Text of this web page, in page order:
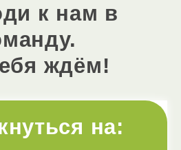
к нам в
ждём!
на: